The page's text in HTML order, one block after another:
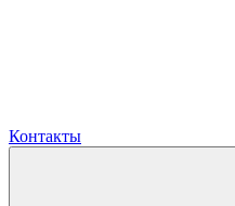
Контакты